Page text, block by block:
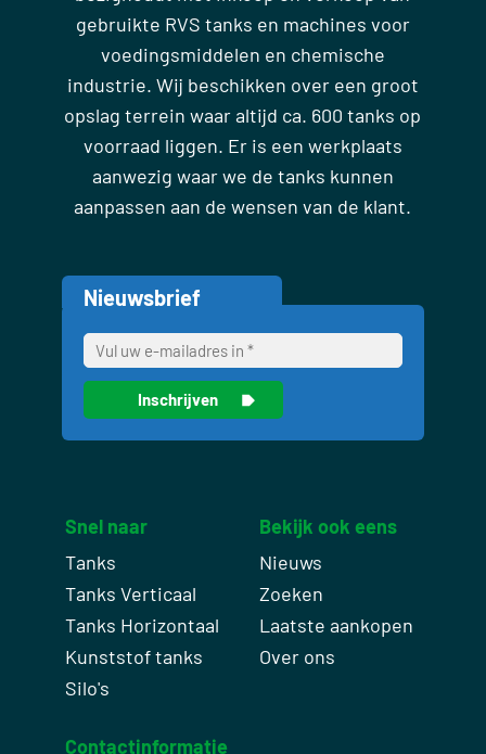
gebruikte RVS tanks en machines voor
voedingsmiddelen en chemische
industrie. Wij beschikken over een groot
opslag terrein waar altijd ca. 600 tanks op
voorraad liggen. Er is een werkplaats
aanwezig waar we de tanks kunnen
aanpassen aan de wensen van de klant.
Nieuwsbrief
Snel naar
Tanks
Tanks Verticaal
Tanks Horizontaal
Kunststof tanks
Silo's
Bekijk ook eens
Nieuws
Zoeken
Laatste aankopen
Over ons
Contactinformatie